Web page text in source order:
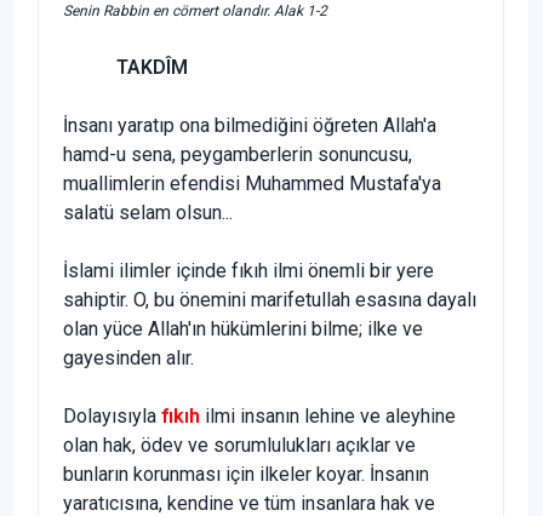
Senin Rabbin en cömert olandır. Alak 1-2
TAKDÎM
İnsanı yaratıp ona bilmediğini öğreten Allah'a
hamd-u sena, pey­gamberlerin sonuncusu,
muallimlerin efendisi Muhammed Mustafa'ya
salatü selam olsun...
İslami ilimler içinde fıkıh ilmi önemli bir yere
sahiptir. O, bu önemini marifetullah esasına dayalı
olan yüce Allah'ın hükümlerini bilme; ilke ve
gayesinden alır.
Dolayısıyla fıkıh ilmi insanın lehine ve aleyhine
olan hak, ödev ve sorumlulukları açıklar ve
bunların korunması için ilkeler koyar. İnsanın
yaratıcısına, kendine ve tüm insanlara hak ve